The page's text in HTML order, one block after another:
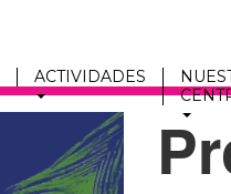
ACTIVIDADES